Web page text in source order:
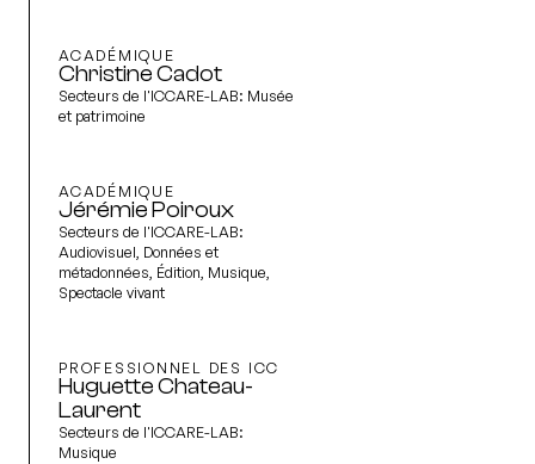
ACADÉMIQUE
Christine Cadot
Secteurs de l'ICCARE-LAB: Musée
et patrimoine
ACADÉMIQUE
Jérémie Poiroux
Secteurs de l'ICCARE-LAB:
Audiovisuel, Données et
métadonnées, Édition, Musique,
Spectacle vivant
PROFESSIONNEL DES ICC
Huguette Chateau-
Laurent
Secteurs de l'ICCARE-LAB:
Musique